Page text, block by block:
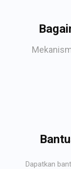
Dapatkan